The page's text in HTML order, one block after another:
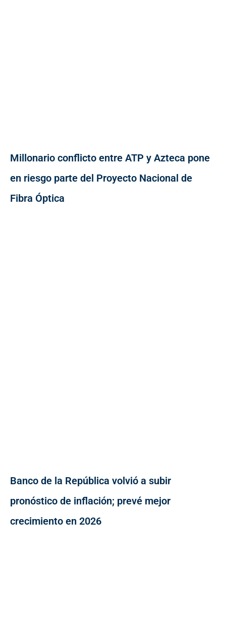
Millonario conflicto entre ATP y Azteca pone
en riesgo parte del Proyecto Nacional de
Fibra Óptica
Banco de la República volvió a subir
pronóstico de inflación; prevé mejor
crecimiento en 2026